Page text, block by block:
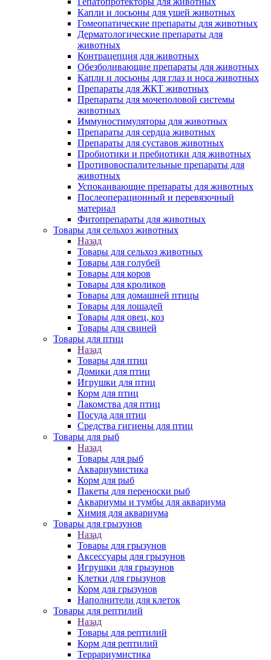
Капли и лосьоны для ушей животных
Гомеопатические препараты для животных
Дерматологические препараты для
животных
Контрацепция для животных
Обезболивающие препараты для животных
Капли и лосьоны для глаз и носа животных
Препараты для ЖКТ животных
Препараты для мочеполовой системы
животных
Иммуностимуляторы для животных
Препараты для сердца животных
Препараты для суставов животных
Пробиотики и пребиотики для животных
Противовоспалительные препараты для
животных
Успокаивающие препараты для животных
Послеоперационный и перевязочный
материал
Фитопрепараты для животных
Товары для сельхоз животных
Назад
Товары для сельхоз животных
Товары для голубей
Товары для коров
Товары для кроликов
Товары для домашней птицы
Товары для лошадей
Товары для овец, коз
Товары для свиней
Товары для птиц
Назад
Товары для птиц
Домики для птиц
Игрушки для птиц
Корм для птиц
Лакомства для птиц
Посуда для птиц
Средства гигиены для птиц
Товары для рыб
Назад
Товары для рыб
Аквариумистика
Корм для рыб
Пакеты для переноски рыб
Аквариумы и тумбы для аквариума
Химия для аквариума
Товары для грызунов
Назад
Товары для грызунов
Аксессуары для грызунов
Игрушки для грызунов
Клетки для грызунов
Корм для грызунов
Наполнители для клеток
Товары для рептилий
Назад
Товары для рептилий
Корм для рептилий
Террариумистика